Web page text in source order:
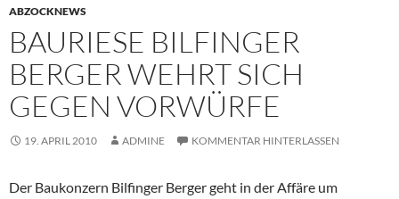
ABZOCKNEWS
BAURIESE BILFINGER
BERGER WEHRT SICH
GEGEN VORWÜRFE
19. APRIL 2010 ADMINE KOMMENTAR HINTERLASSEN
Der Baukonzern Bilfinger Berger geht in der Affäre um